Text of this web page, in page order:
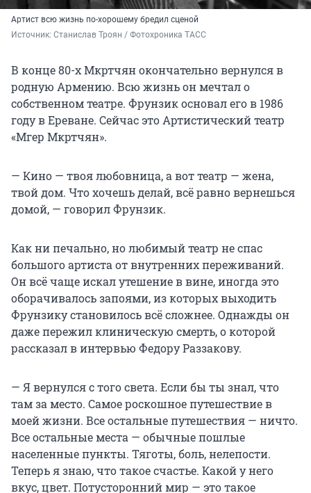
Артист всю жизнь по-хорошему бредил сценой
Источник: Станислав Троян / Фотохроника ТАСС
В конце 80-х Мкртчян окончательно вернулся в
родную Армению. Всю жизнь он мечтал о
собственном театре. Фрунзик основал его в 1986
году в Ереване. Сейчас это Артистический театр
«Мгер Мкртчян».
— Кино — твоя любовница, а вот театр — жена,
твой дом. Что хочешь делай, всё равно вернешься
домой, — говорил Фрунзик.
Как ни печально, но любимый театр не спас
большого артиста от внутренних переживаний.
Он всё чаще искал утешение в вине, иногда это
оборачивалось запоями, из которых выходить
Фрунзику становилось всё сложнее. Однажды он
даже пережил клиническую смерть, о которой
рассказал в интервью Федору Раззакову.
— Я вернулся с того света. Если бы ты знал, что
там за место. Самое роскошное путешествие в
моей жизни. Все остальные путешествия — ничто.
Все остальные места — обычные пошлые
населенные пункты. Тяготы, боль, нелепости.
Теперь я знаю, что такое счастье. Какой у него
вкус, цвет. Потусторонний мир — это такое